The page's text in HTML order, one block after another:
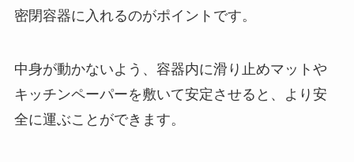
密閉容器に入れるのがポイントです。
中身が動かないよう、容器内に滑り止めマットや
キッチンペーパーを敷いて安定させると、より安
全に運ぶことができます。